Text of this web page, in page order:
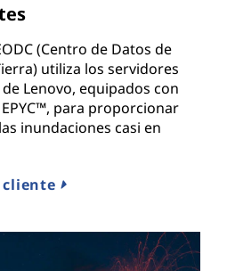
(Centro de Datos de
utiliza los servidores
Lenovo, equipados con
para proporcionar
inundaciones casi en
cliente